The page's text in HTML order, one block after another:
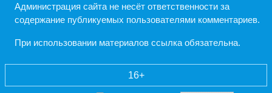
Администрация cайта не несёт ответственности за
содержание публикуемых пользователями комментариев.
При использовании материалов ссылка обязательна.
16+